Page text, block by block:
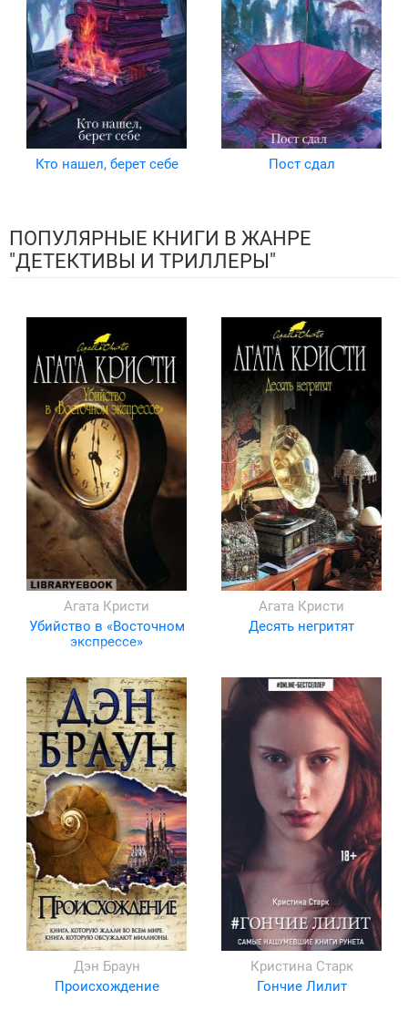
Кто нашел, берет себе Пост сдал
ПОПУЛЯРНЫЕ КНИГИ В ЖАНРЕ
"ДЕТЕКТИВЫ И ТРИЛЛЕРЫ"
Агата Кристи
Убийство в «Восточном
экспрессе»
Агата Кристи
Десять негритят
Дэн Браун
Происхождение
Кристина Старк
Гончие Лилит